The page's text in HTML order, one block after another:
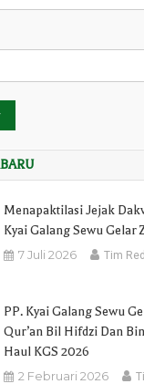
Menapaktilasi Jejak
Kyai Galang Sewu Gelar
7 Juli 2026 Tim
PP. Kyai Galang Sewu
Qur’an Bil Hifdzi Dan
Haul KGS 2026
2 Februari 2026